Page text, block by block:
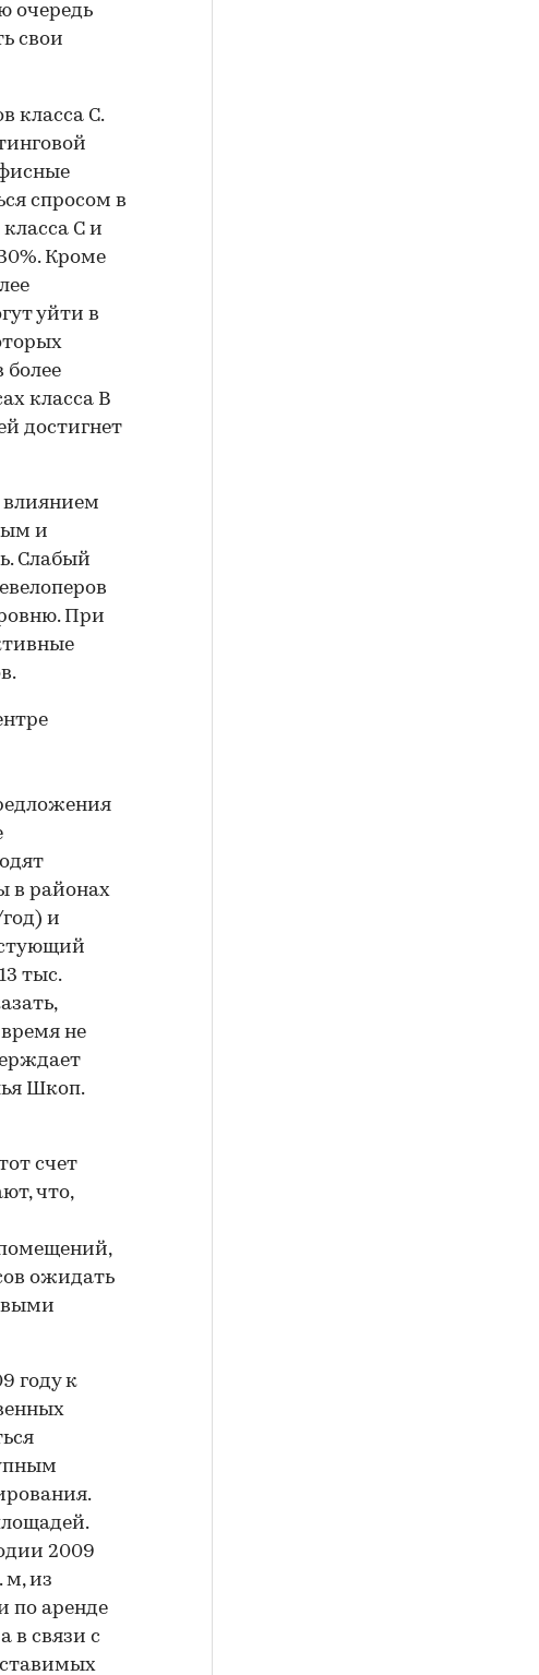
очередь
свои
класса С.
спросом в
С и
Кроме
уйти в
более
класса В
достигнет
и
Слабый
При
в районах
и
тыс.
не
Шкоп.
счет
что,
ожидать
году к
2009
м, из
по аренде
в связи с